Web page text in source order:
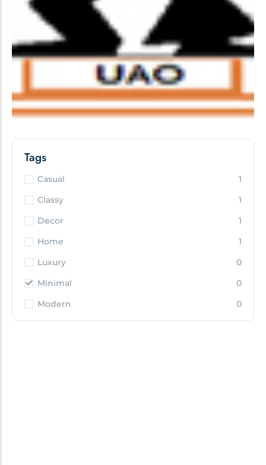
Tags
Casual
1
Classy
1
Decor
1
Home
1
Luxury
0
Minimal
0
Modern
0